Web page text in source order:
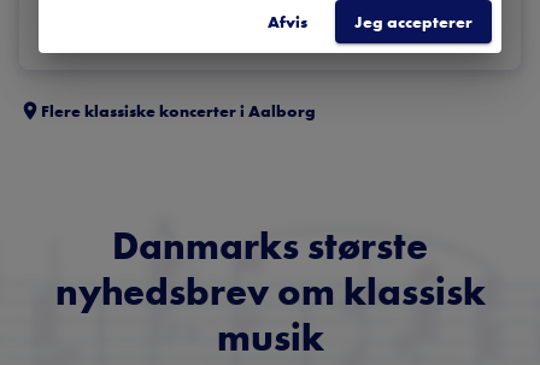
Flere klassiske koncerter i Aalborg
Danmarks største
nyhedsbrev om klassisk
musik
Afvis Jeg accepterer